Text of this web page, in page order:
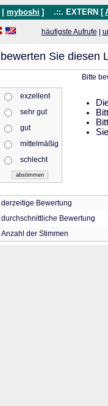
myboshi ] .::. EXTERN [
häufigste Aufrufe
bewerten Sie diesen
Bitte
exzellent
sehr gut
gut
mittelmäßig
schlecht
derzeitige Bewertung
durchschnittliche Bewertung
Anzahl der Stimmen